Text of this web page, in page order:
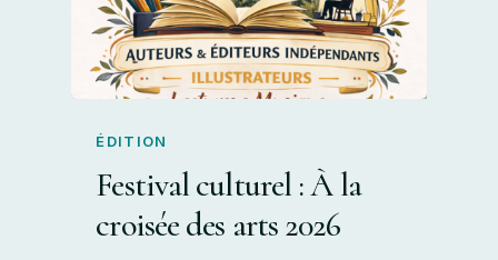
ÉDITION
Festival culturel : À la
croisée des arts 2026